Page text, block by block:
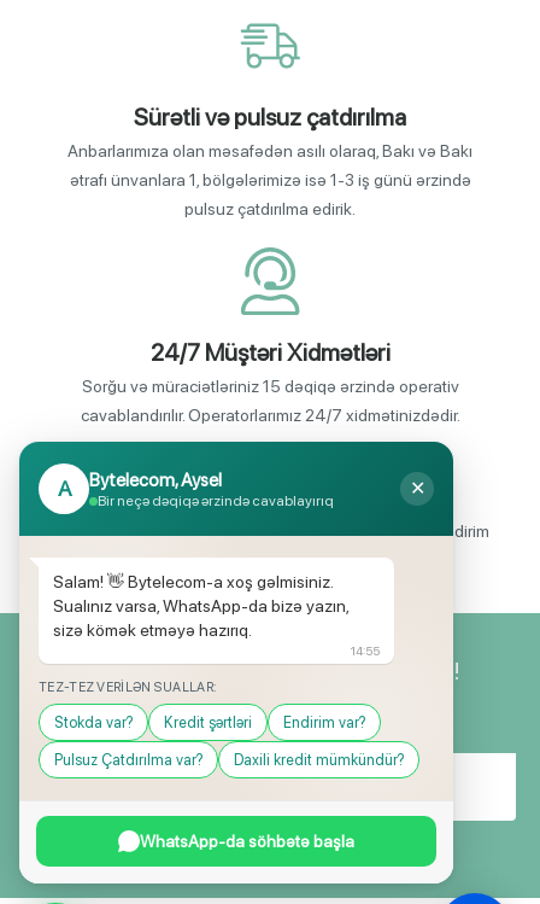
Sürətli və pulsuz çatdırılma
Anbarlarımıza olan məsafədən asılı olaraq, Bakı və Bakı
ətrafı ünvanlara 1, bölgələrimizə isə 1-3 iş günü ərzində
pulsuz çatdırılma edirik.
24/7 Müştəri Xidmətləri
Sorğu və müraciətləriniz 15 dəqiqə ərzində operativ
cavablandırılır. Operatorlarımız 24/7 xidmətinizdədir.
Endirimli məhsul seçimi
Mağazalarımızda mütəmadi olaraq, yüksək məbləğli endirim
və hədiyyə kampaniyaları keçirilir.
Yeniliklərimizdən ilk siz xəbərdar olun!
A Bytelecom, Aysel
Bir neçə dəqiqə ərzində cavablayırıq
✕
Salam! 👋 Bytelecom-a xoş gəlmisiniz.
Sualınız varsa, WhatsApp-da bizə yazın,
sizə kömək etməyə hazırıq.
14:55
TEZ-TEZ VERILƏN SUALLAR:
Stokda var? Kredit şərtləri Endirim var?
Pulsuz Çatdırılma var? Daxili kredit mümkündür?
WhatsApp-da söhbətə başla